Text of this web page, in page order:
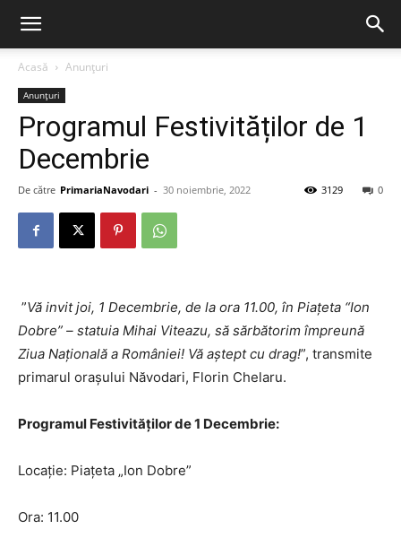
Acasă Anunțuri
Anunțuri
Programul Festivităților de 1
Decembrie
De către PrimariaNavodari - 30 noiembrie, 2022 0
3129
”Vă invit joi, 1 Decembrie, de la ora 11.00, în Piațeta “Ion
Dobre” – statuia Mihai Viteazu, să sărbătorim împreună
Ziua Națională a României! Vă aștept cu drag!”, transmite
primarul orașului Năvodari, Florin Chelaru.
Programul Festivităților de 1 Decembrie:
Locație: Piațeta „Ion Dobre”
Ora: 11.00